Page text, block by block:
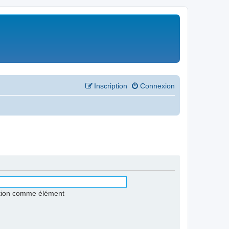
Connexion
Inscription
comme élément